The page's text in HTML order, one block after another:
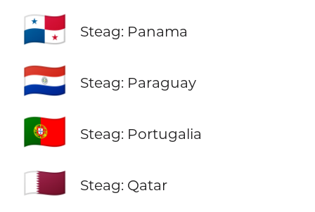
🇵🇦 Steag: Panama
🇵🇾 Steag: Paraguay
🇵🇹 Steag: Portugalia
🇶🇦 Steag: Qatar